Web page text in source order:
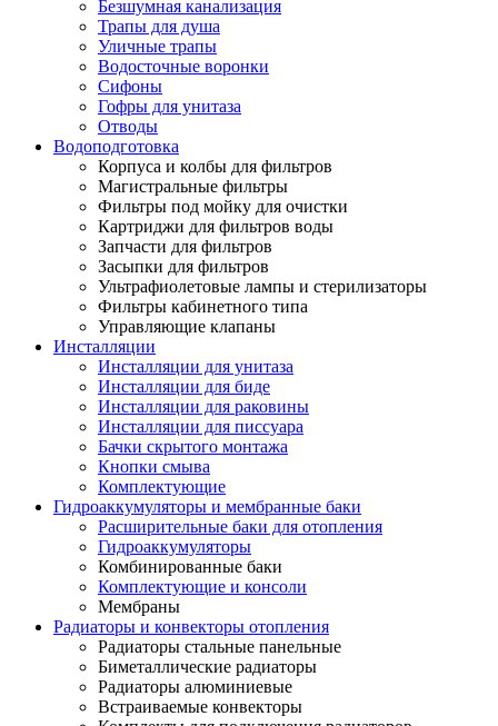
Безшумная канализация
Трапы для душа
Уличные трапы
Водосточные воронки
Сифоны
Гофры для унитаза
Отводы
Водоподготовка
Корпуса и колбы для фильтров
Магистральные фильтры
Фильтры под мойку для очистки
Картриджи для фильтров воды
Запчасти для фильтров
Засыпки для фильтров
Ультрафиолетовые лампы и стерилизаторы
Фильтры кабинетного типа
Управляющие клапаны
Инсталляции
Инсталляции для унитаза
Инсталляции для биде
Инсталляции для раковины
Инсталляции для писсуара
Бачки скрытого монтажа
Кнопки смыва
Комплектующие
Гидроаккумуляторы и мембранные баки
Расширительные баки для отопления
Гидроаккумуляторы
Комбинированные баки
Комплектующие и консоли
Мембраны
Радиаторы и конвекторы отопления
Радиаторы стальные панельные
Биметаллические радиаторы
Радиаторы алюминиевые
Встраиваемые конвекторы